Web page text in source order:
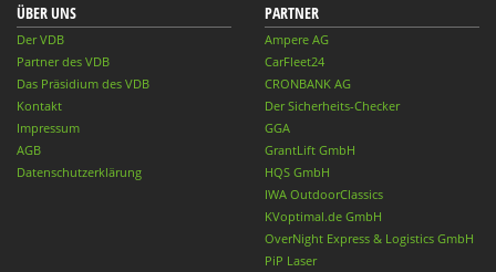
ÜBER UNS
Der VDB
Partner des VDB
Das Präsidium des VDB
Kontakt
Impressum
AGB
Datenschutzerklärung
PARTNER
Ampere AG
CarFleet24
CRONBANK AG
Der Sicherheits-Checker
GGA
GrantLift GmbH
HQS GmbH
IWA OutdoorClassics
KVoptimal.de GmbH
OverNight Express & Logistics GmbH
PiP Laser